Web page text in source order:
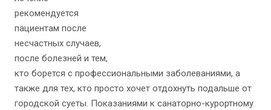
рекомендуется
пациентам после
несчастных случаев,
после болезней и тем,
кто борется с профессиональными заболеваниями, а
также для тех, кто просто хочет отдохнуть подальше от
городской суеты. Показаниями к санаторно-курортному